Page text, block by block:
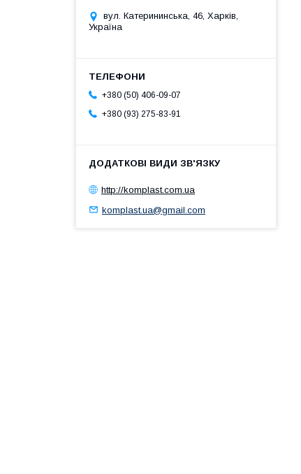
вул. Катерининська, 46, Харків,
Україна
+380 (50) 406-09-07
+380 (93) 275-83-91
http://komplast.com.ua
komplast.ua@gmail.com